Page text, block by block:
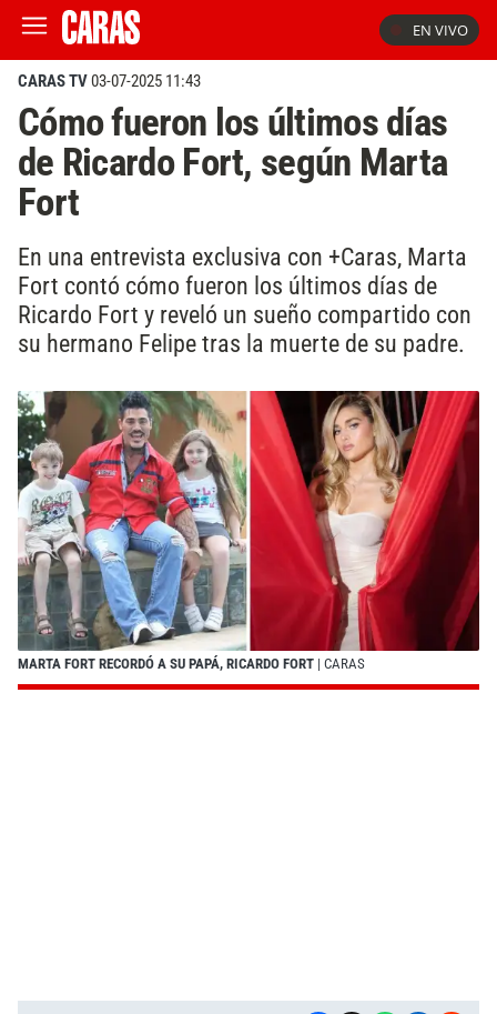
EN VIVO
CARAS TV03-07-2025 11:43
Cómo fueron los últimos días
de Ricardo Fort, según Marta
Fort
En una entrevista exclusiva con +Caras, Marta
Fort contó cómo fueron los últimos días de
Ricardo Fort y reveló un sueño compartido con
su hermano Felipe tras la muerte de su padre.
MARTA FORT RECORDÓ A SU PAPÁ, RICARDO FORT | CARAS